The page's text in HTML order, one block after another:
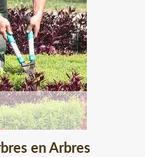
en Arbres